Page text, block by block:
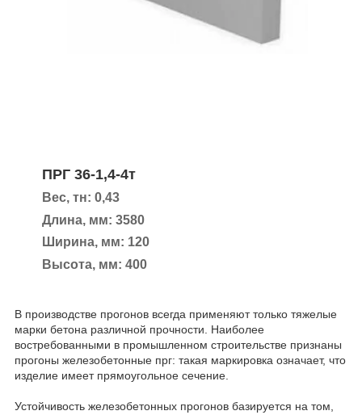
ПРГ 36-1,4-4т
Вес, тн: 0,43
Длина, мм: 3580
Ширина, мм: 120
Высота, мм: 400
В производстве прогонов всегда применяют только тяжелые
марки бетона различной прочности. Наиболее
востребованными в промышленном строительстве признаны
прогоны железобетонные прг: такая маркировка означает, что
изделие имеет прямоугольное сечение.
Устойчивость железобетонных прогонов базируется на том,